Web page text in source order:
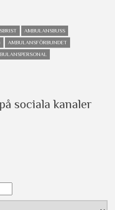
AMBULANSBUSS
AMBULANSFÖRBUNDET
sociala kanaler